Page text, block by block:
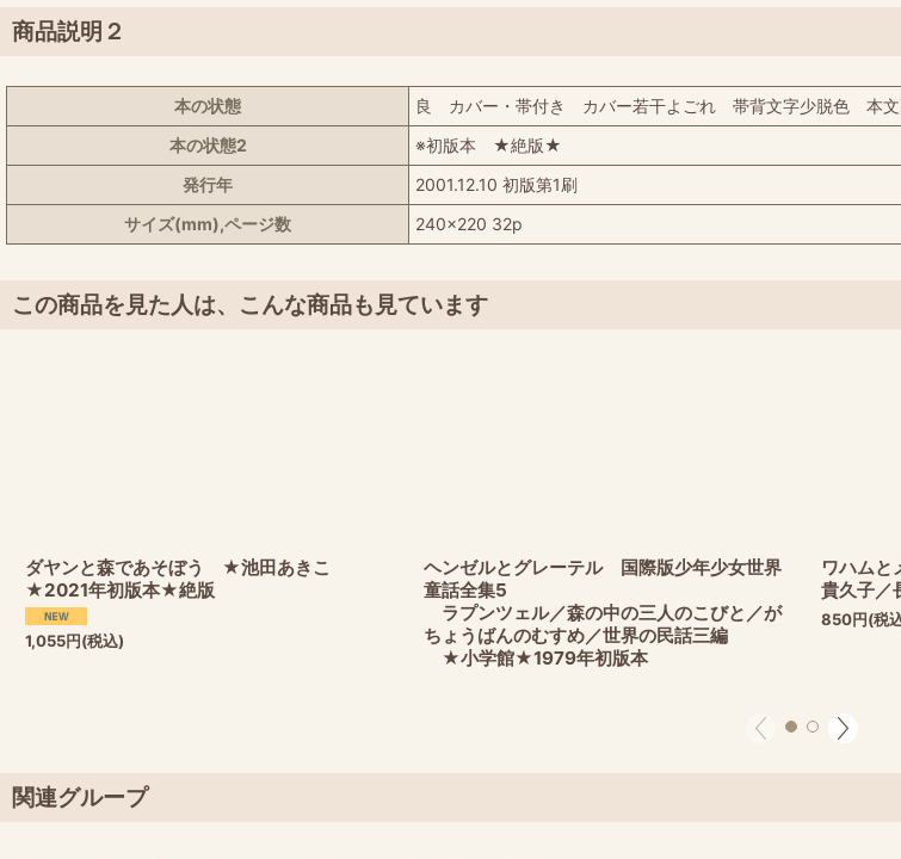
商品説明２
本の状態
良 カバー・帯付き カバー若干よごれ 帯背文字少脱色 本文
本の状態2
※初版本 ★絶版★
発行年
2001.12.10 初版第1刷
サイズ(mm),ページ数
240x220 32p
この商品を見た人は、こんな商品も見ています
ダヤンと森であそぼう ★池田あきこ
★2021年初版本★絶版
1,055円(税込)
ヘンゼルとグレーテル 国際版少年少女世界
童話全集5
ラプンツェル／森の中の三人のこびと／が
ちょうばんのむすめ／世界の民話三編
★小学館★1979年初版本
ワハム
貴久子
850円(税
関連グループ